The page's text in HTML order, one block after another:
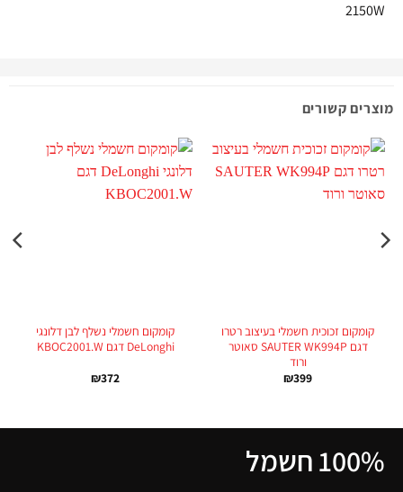
2150W
מוצרים קשורים
קומקום זכוכית חשמלי בעיצוב רטרו
דגם SAUTER WK994P סאוטר
ורוד
₪399
קומקום חשמלי נשלף לבן דלונגי
DeLonghi דגם KBOC2001.W
₪372
100% חשמל